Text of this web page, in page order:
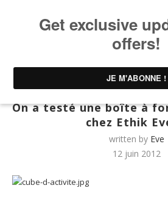
UNTIBEBE FAMILY | Famille &
UNTIBEBE FAMILY | Famille
On a testé une boîte à
chez Ethik
written by Eve
12 juin 2012